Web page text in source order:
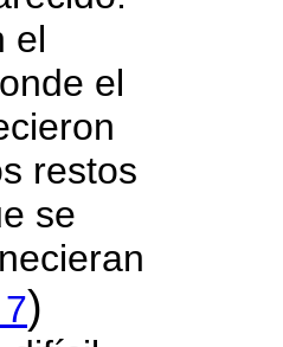
el
el
restos
se
)